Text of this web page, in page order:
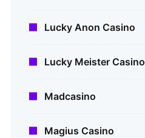
Lucky Anon Casino
Lucky Meister Casino
Madcasino
Magius Casino